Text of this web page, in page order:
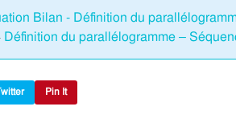
Bilan - Définition du
Définition du parallélogramme –
Pin It